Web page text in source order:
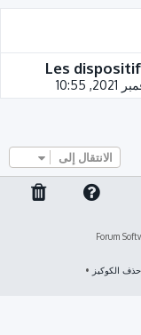
Les
الانتقال إلى
حذف الكوكيز •